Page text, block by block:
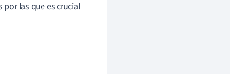
por las que es crucial